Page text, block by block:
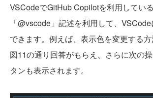
VSCodeでGitHub Copilotを利用してい
「@vscode」記述を利用して、
できます。例えば、表示色を変更する
図11の通り回答がもらえ、さらに次の
タンも表示されます。